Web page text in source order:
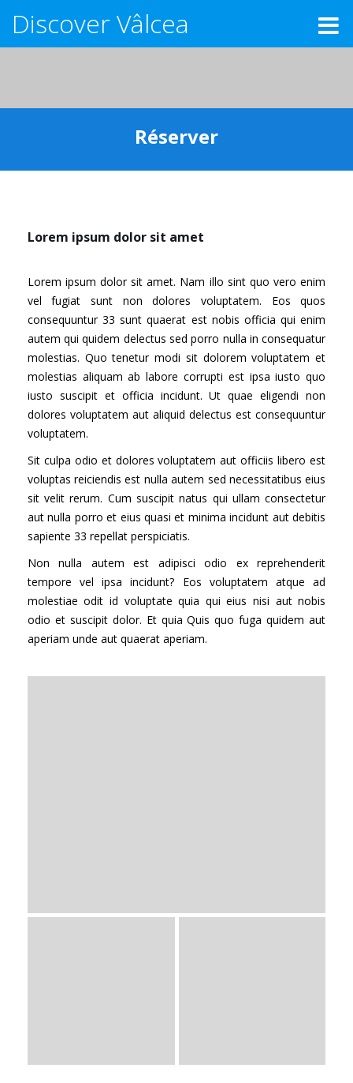
Discover Vâlcea
Réserver
Lorem ipsum dolor sit amet
Lorem ipsum dolor sit amet. Nam illo sint quo vero enim
vel fugiat sunt non dolores voluptatem. Eos quos
consequuntur 33 sunt quaerat est nobis officia qui enim
autem qui quidem delectus sed porro nulla in consequatur
molestias. Quo tenetur modi sit dolorem voluptatem et
molestias aliquam ab labore corrupti est ipsa iusto quo
iusto suscipit et officia incidunt. Ut quae eligendi non
dolores voluptatem aut aliquid delectus est consequuntur
voluptatem.
Sit culpa odio et dolores voluptatem aut officiis libero est
voluptas reiciendis est nulla autem sed necessitatibus eius
sit velit rerum. Cum suscipit natus qui ullam consectetur
aut nulla porro et eius quasi et minima incidunt aut debitis
sapiente 33 repellat perspiciatis.
Non nulla autem est adipisci odio ex reprehenderit
tempore vel ipsa incidunt? Eos voluptatem atque ad
molestiae odit id voluptate quia qui eius nisi aut nobis
odio et suscipit dolor. Et quia Quis quo fuga quidem aut
aperiam unde aut quaerat aperiam.